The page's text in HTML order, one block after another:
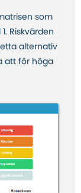
som
Riskvärden
alternativ
att för höga